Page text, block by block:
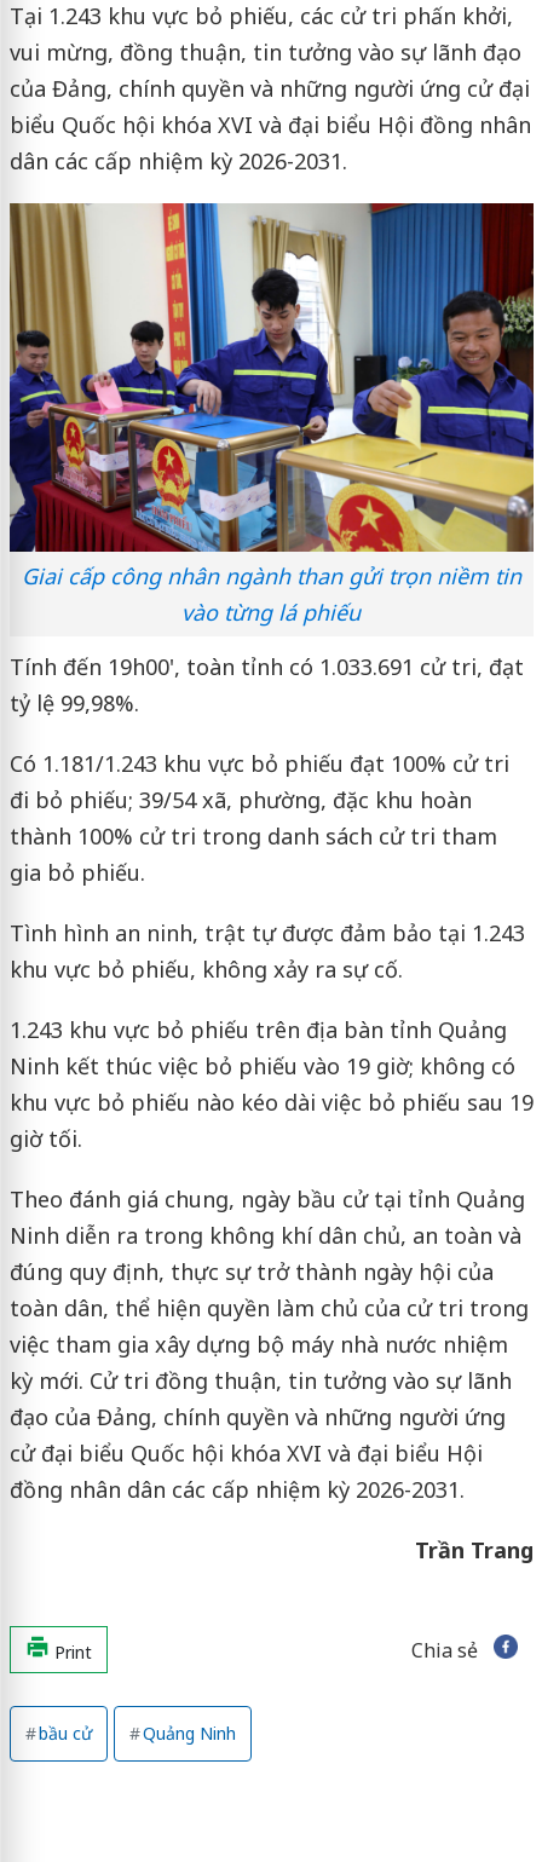
Tại 1.243 khu vực bỏ phiếu, các cử tri phấn khởi,
vui mừng, đồng thuận, tin tưởng vào sự lãnh đạo
của Đảng, chính quyền và những người ứng cử đại
biểu Quốc hội khóa XVI và đại biểu Hội đồng nhân
dân các cấp nhiệm kỳ 2026-2031.
Giai cấp công nhân ngành than gửi trọn niềm tin
vào từng lá phiếu
Tính đến 19h00', toàn tỉnh có 1.033.691 cử tri, đạt
tỷ lệ 99,98%.
Có 1.181/1.243 khu vực bỏ phiếu đạt 100% cử tri
đi bỏ phiếu; 39/54 xã, phường, đặc khu hoàn
thành 100% cử tri trong danh sách cử tri tham
gia bỏ phiếu.
Tình hình an ninh, trật tự được đảm bảo tại 1.243
khu vực bỏ phiếu, không xảy ra sự cố.
1.243 khu vực bỏ phiếu trên địa bàn tỉnh Quảng
Ninh kết thúc việc bỏ phiếu vào 19 giờ; không có
khu vực bỏ phiếu nào kéo dài việc bỏ phiếu sau 19
giờ tối.
Theo đánh giá chung, ngày bầu cử tại tỉnh Quảng
Ninh diễn ra trong không khí dân chủ, an toàn và
đúng quy định, thực sự trở thành ngày hội của
toàn dân, thể hiện quyền làm chủ của cử tri trong
việc tham gia xây dựng bộ máy nhà nước nhiệm
kỳ mới. Cử tri đồng thuận, tin tưởng vào sự lãnh
đạo của Đảng, chính quyền và những người ứng
cử đại biểu Quốc hội khóa XVI và đại biểu Hội
đồng nhân dân các cấp nhiệm kỳ 2026-2031.
Trần Trang
Print Chia sẻ
bầu cử Quảng Ninh